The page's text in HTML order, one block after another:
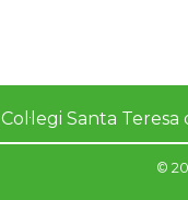
Col·legi Santa
©